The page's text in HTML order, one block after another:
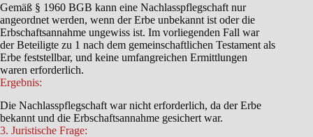
Gemäß § 1960 BGB kann eine Nachlasspflegschaft nur
angeordnet werden, wenn der Erbe unbekannt ist oder die
Erbschaftsannahme ungewiss ist. Im vorliegenden Fall war
der Beteiligte zu 1 nach dem gemeinschaftlichen Testament als
Erbe feststellbar, und keine umfangreichen Ermittlungen
waren erforderlich.
Ergebnis:
Die Nachlasspflegschaft war nicht erforderlich, da der Erbe
bekannt und die Erbschaftsannahme gesichert war.
3. Juristische Frage: